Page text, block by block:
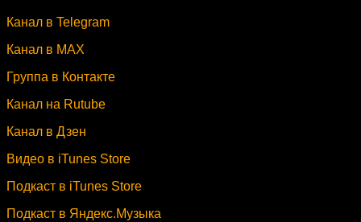
Канал в Telegram
Канал в MAX
Группа в Контакте
Канал на Rutube
Канал в Дзен
Видео в iTunes Store
Подкаст в iTunes Store
Подкаст в Яндекс.Музыка